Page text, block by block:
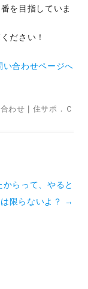
を目指していま
ださい！
い合わせページへ
わせ 住サポ．Ｃ
からって、やると
は限らないよ？
→